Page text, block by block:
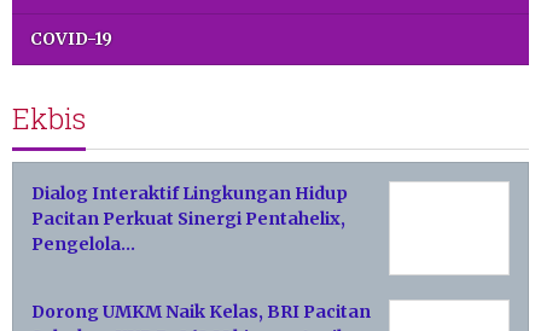
COVID-19
Ekbis
Dialog Interaktif Lingkungan Hidup
Pacitan Perkuat Sinergi Pentahelix,
Pengelola…
Dorong UMKM Naik Kelas, BRI Pacitan